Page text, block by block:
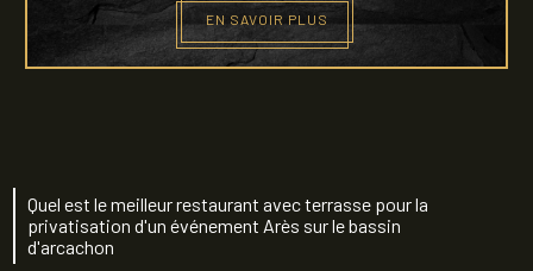
EN SAVOIR PLUS
Quel est le meilleur restaurant avec terrasse pour la
privatisation d'un événement Arès sur le bassin
d'arcachon